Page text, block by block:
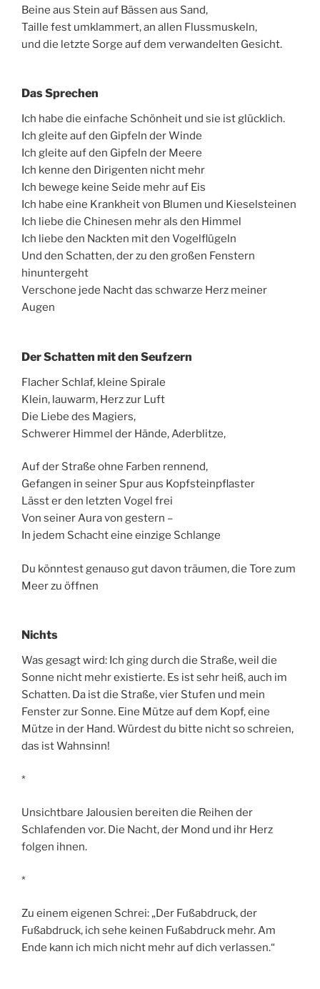
Beine aus Stein auf Bässen aus Sand,
Taille fest umklammert, an allen Flussmuskeln,
und die letzte Sorge auf dem verwandelten Gesicht.
Das Sprechen
Ich habe die einfache Schönheit und sie ist glücklich.
Ich gleite auf den Gipfeln der Winde
Ich gleite auf den Gipfeln der Meere
Ich kenne den Dirigenten nicht mehr
Ich bewege keine Seide mehr auf Eis
Ich habe eine Krankheit von Blumen und Kieselsteinen
Ich liebe die Chinesen mehr als den Himmel
Ich liebe den Nackten mit den Vogelflügeln
Und den Schatten, der zu den großen Fenstern
hinuntergeht
Verschone jede Nacht das schwarze Herz meiner
Augen
Der Schatten mit den Seufzern
Flacher Schlaf, kleine Spirale
Klein, lauwarm, Herz zur Luft
Die Liebe des Magiers,
Schwerer Himmel der Hände, Aderblitze,
Auf der Straße ohne Farben rennend,
Gefangen in seiner Spur aus Kopfsteinpflaster
Lässt er den letzten Vogel frei
Von seiner Aura von gestern –
In jedem Schacht eine einzige Schlange
Du könntest genauso gut davon träumen, die Tore zum
Meer zu öffnen
Nichts
Was gesagt wird: Ich ging durch die Straße, weil die
Sonne nicht mehr existierte. Es ist sehr heiß, auch im
Schatten. Da ist die Straße, vier Stufen und mein
Fenster zur Sonne. Eine Mütze auf dem Kopf, eine
Mütze in der Hand. Würdest du bitte nicht so schreien,
das ist Wahnsinn!
*
Unsichtbare Jalousien bereiten die Reihen der
Schlafenden vor. Die Nacht, der Mond und ihr Herz
folgen ihnen.
*
Zu einem eigenen Schrei: „Der Fußabdruck, der
Fußabdruck, ich sehe keinen Fußabdruck mehr. Am
Ende kann ich mich nicht mehr auf dich verlassen.“